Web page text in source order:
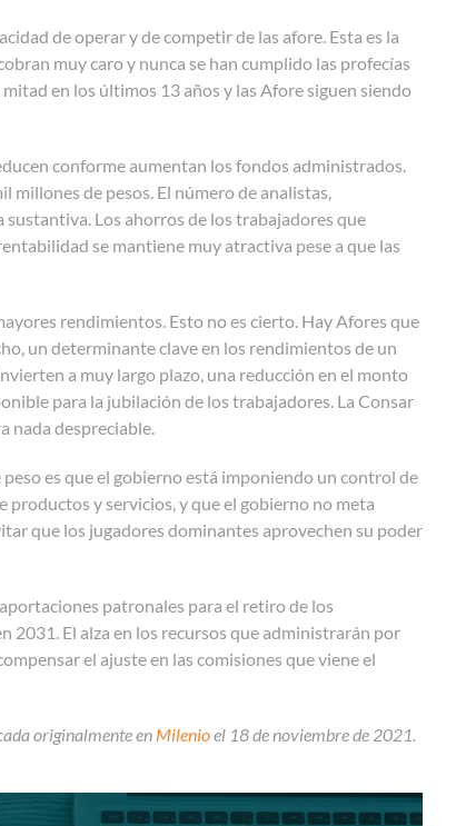
de operar y de competir de las afore. Esta es la
muy caro y nunca se han cumplido las profecías
en los últimos 13 años y las Afore siguen siendo
conforme aumentan los fondos administrados.
de pesos. El número de analistas,
sustantiva. Los ahorros de los trabajadores que
se mantiene muy atractiva pese a que las
rendimientos. Esto no es cierto. Hay Afores que
un determinante clave en los rendimientos de un
a muy largo plazo, una reducción en el monto
para la jubilación de los trabajadores. La Consar
nada despreciable.
es que el gobierno está imponiendo un control de
productos y servicios, y que el gobierno no meta
que los jugadores dominantes aprovechen su poder
patronales para el retiro de los
2031. El alza en los recursos que administrarán por
el ajuste en las comisiones que viene el
originalmente en Milenioel 18 de noviembre de 2021.